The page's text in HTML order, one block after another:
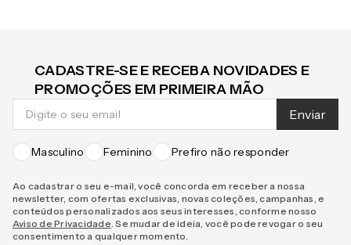
CADASTRE-SE E RECEBA NOVIDADES E
PROMOÇÕES EM PRIMEIRA MÃO
Enviar
Masculino Feminino Prefiro não responder
Ao cadastrar o seu e-mail, você concorda em receber a nossa
newsletter, com ofertas exclusivas, novas coleções, campanhas, e
conteúdos personalizados aos seus interesses, conforme nosso
Aviso de Privacidade . Se mudar de ideia, você pode revogar o seu
consentimento a qualquer momento.